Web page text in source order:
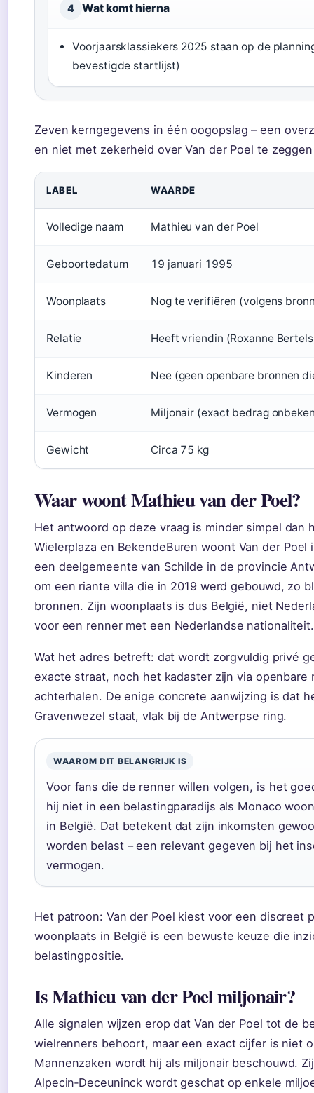
4 Wat komt hierna
Voorjaarsklassiekers 2025 staan op de
bevestigde startlijst)
Zeven kerngegevens in één oogopslag – een
en niet met zekerheid over Van der Poel te
LABEL WAARDE
Volledige naam Mathieu van der Poel
Geboortedatum 19 januari 1995
Woonplaats Nog te verifiëren (volgens
Relatie Heeft vriendin (Roxanne
Kinderen Nee (geen openbare bronnen
Vermogen Miljonair (exact bedrag
Gewicht Circa 75 kg
Waar woont Mathieu van der Poel?
Het antwoord op deze vraag is minder simpel dan
Wielerplaza en BekendeBuren woont Van der Poel
een deelgemeente van Schilde in de provincie
om een riante villa die in 2019 werd gebouwd, zo
bronnen. Zijn woonplaats is dus België, niet
voor een renner met een Nederlandse nationaliteit.
Wat het adres betreft: dat wordt zorgvuldig privé
exacte straat, noch het kadaster zijn via openbare
achterhalen. De enige concrete aanwijzing is dat
Gravenwezel staat, vlak bij de Antwerpse ring.
WAAROM DIT BELANGRIJK IS
Voor fans die de renner willen volgen, is het
hij niet in een belastingparadijs als Monaco
in België. Dat betekent dat zijn inkomsten
worden belast – een relevant gegeven bij het
vermogen.
Het patroon: Van der Poel kiest voor een discreet
woonplaats in België is een bewuste keuze die
belastingpositie.
Is Mathieu van der Poel miljonair?
Alle signalen wijzen erop dat Van der Poel tot de
wielrenners behoort, maar een exact cijfer is niet
Mannenzaken wordt hij als miljonair beschouwd.
Alpecin‑Deceuninck wordt geschat op enkele